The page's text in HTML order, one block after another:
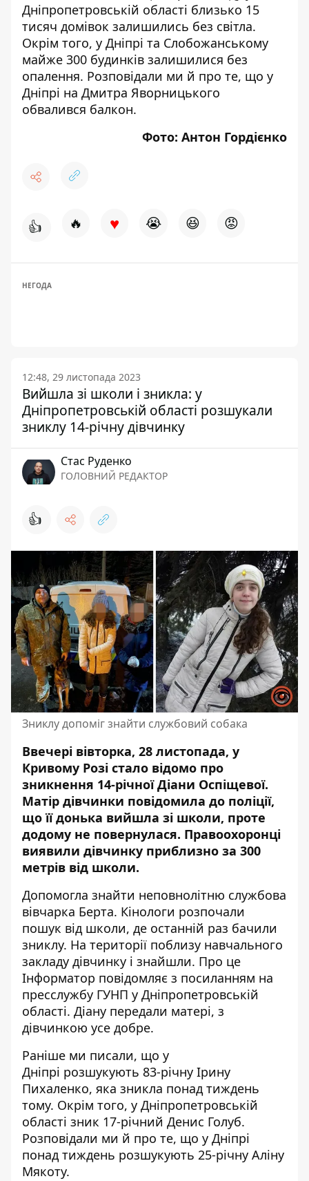
Дніпропетровській області близько 15
тисяч домівок залишились без світла.
Окрім того, у Дніпрі та Слобожанському
майже 300 будинків залишилися без
опалення. Розповідали ми й про те, що у
Дніпрі на Дмитра Яворницького
обвалився балкон.
Фото: Антон Гордієнко
👍 🔥 ♥ 😭 😆 😡
НЕГОДА
12:48, 29 листопада 2023
Вийшла зі школи і зникла: у
Дніпропетровській області розшукали
зниклу 14-річну дівчинку
Стас Руденко
ГОЛОВНИЙ РЕДАКТОР
👍
Зниклу допоміг знайти службовий собака
Ввечері вівторка, 28 листопада, у
Кривому Розі стало відомо про
зникнення 14-річної Діани Оспіщевої.
Матір дівчинки повідомила до поліції,
що їїдонька вийшла зі школи, проте
додому не повернулася. Правоохоронці
виявили дівчинку приблизно за 300
метрів від школи.
Допомогла знайти неповнолітню службова
вівчарка Берта. Кінологи розпочали
пошук від школи, де останній раз бачили
зниклу. На території поблизу навчального
закладу дівчинку і знайшли. Про це
Інформатор повідомляє з посиланням на
пресслужбу ГУНП у Дніпропетровській
області. Діану передали матері, з
дівчинкою усе добре.
Раніше ми писали, що у
Дніпрі розшукують 83-річну Ірину
Пихаленко, яка зникла понад тиждень
тому. Окрім того, у Дніпропетровській
області зник 17-річний Денис Голуб.
Розповідали ми й про те, що у Дніпрі
понад тиждень розшукують 25-річну Аліну
Мякоту.